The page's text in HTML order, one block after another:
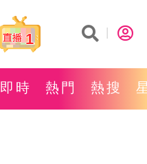
1
即時 熱門 熱搜